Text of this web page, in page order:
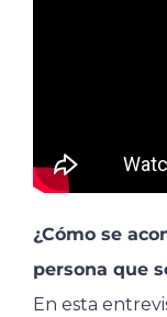
¿Cómo se
persona que
En esta